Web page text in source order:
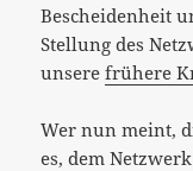
Bescheidenheit
Stellung des
unserefrühere
Wer nun meint,
es, dem